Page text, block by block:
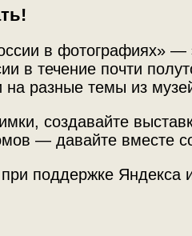
в фотографиях»
в течение почти
на разные темы из
создавайте
— давайте вместе
поддержке Яндекса
на